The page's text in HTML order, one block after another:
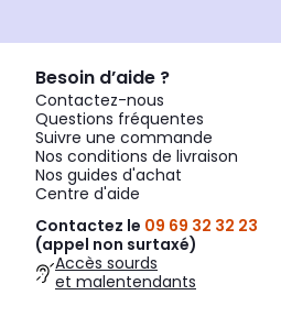
Besoin d’aide ?
Contactez-nous
Questions fréquentes
Suivre une commande
Nos conditions de livraison
Nos guides d'achat
Centre d'aide
Contactez le 09 69 32 32 23
(appel non surtaxé)
Accès sourds
et malentendants